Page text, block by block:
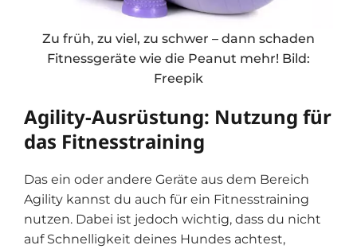
Zu früh, zu viel, zu schwer – dann schaden
Fitnessgeräte wie die Peanut mehr! Bild:
Freepik
Agility-Ausrüstung: Nutzung für
das Fitnesstraining
Das ein oder andere Geräte aus dem Bereich
Agility kannst du auch für ein Fitnesstraining
nutzen. Dabei ist jedoch wichtig, dass du nicht
auf Schnelligkeit deines Hundes achtest,